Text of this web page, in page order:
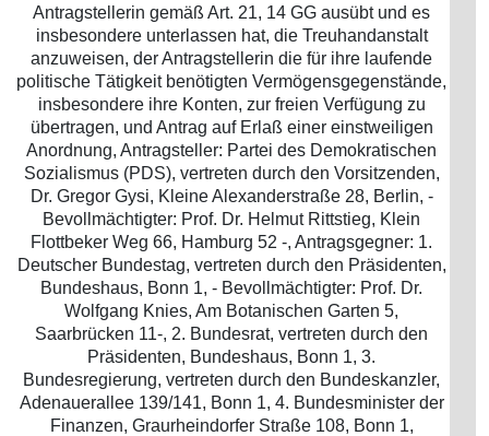
Antragstellerin gemäß Art. 21, 14 GG ausübt und es
insbesondere unterlassen hat, die Treuhandanstalt
anzuweisen, der Antragstellerin die für ihre laufende
politische Tätigkeit benötigten Vermögensgegenstände,
insbesondere ihre Konten, zur freien Verfügung zu
übertragen, und Antrag auf Erlaß einer einstweiligen
Anordnung, Antragsteller: Partei des Demokratischen
Sozialismus (PDS), vertreten durch den Vorsitzenden,
Dr. Gregor Gysi, Kleine Alexanderstraße 28, Berlin, -
Bevollmächtigter: Prof. Dr. Helmut Rittstieg, Klein
Flottbeker Weg 66, Hamburg 52 -, Antragsgegner: 1.
Deutscher Bundestag, vertreten durch den Präsidenten,
Bundeshaus, Bonn 1, - Bevollmächtigter: Prof. Dr.
Wolfgang Knies, Am Botanischen Garten 5,
Saarbrücken 11-, 2. Bundesrat, vertreten durch den
Präsidenten, Bundeshaus, Bonn 1, 3.
Bundesregierung, vertreten durch den Bundeskanzler,
Adenauerallee 139/141, Bonn 1, 4. Bundesminister der
Finanzen, Graurheindorfer Straße 108, Bonn 1,